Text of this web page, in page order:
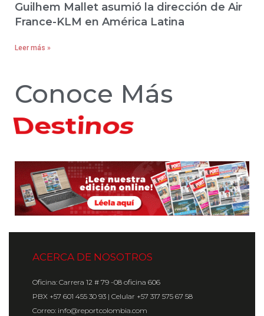
Guilhem Mallet asumió la dirección de Air
France-KLM en América Latina
Leer más »
Conoce Más
Hoteles
ACERCA DE NOSOTROS
Oficina: Carrera 12 # 79 -08 oficina 606
PBX +57 601 455 30 93 | Celular +57 317 575 67 58
Correo: info@reportcolombia.com